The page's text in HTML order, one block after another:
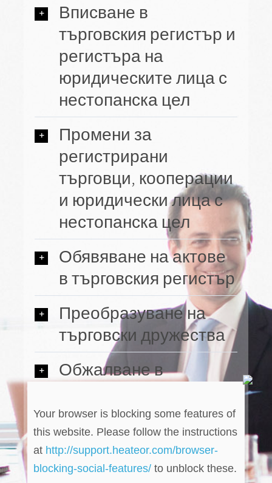
Вписване в
търговския регистър и
регистъра на
юридическите лица с
нестопанска цел
Промени за
регистрирани
търговци, кооперации
и юридически лица с
нестопанска цел
Обявяване на актове
в търговския регистър
Преобразуване на
търговски дружества
Обжалване в
производство
Съдебна защита на
членството
Your browser is blocking some features of
this website. Please follow the instructions
at http://support.heateor.com/browser-
blocking-social-features/to unblock these.